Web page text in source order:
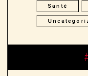
Santé